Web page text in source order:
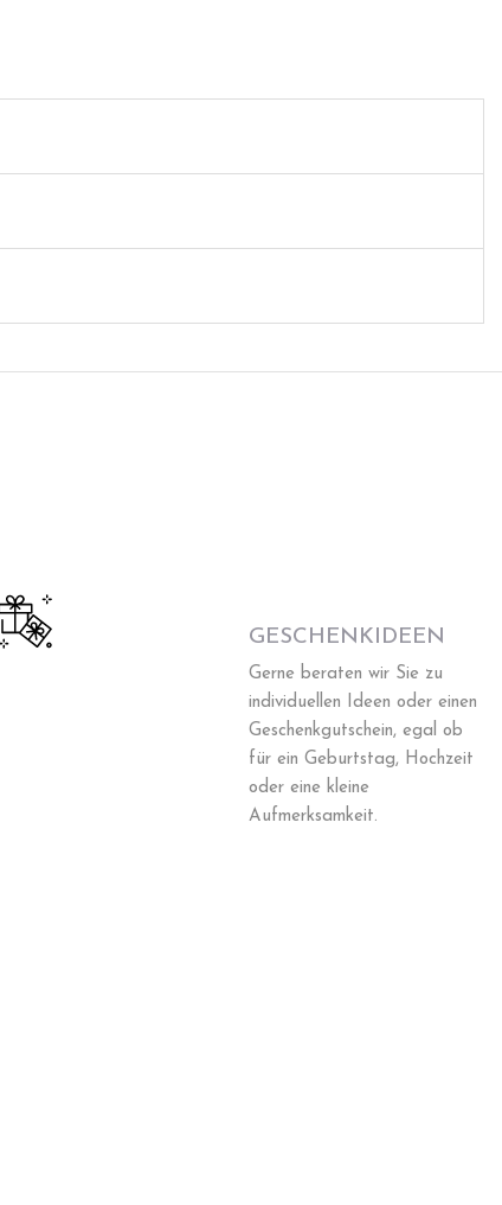
GESCHENKIDEEN
Gerne beraten wir Sie zu
individuellen Ideen oder einen
Geschenkgutschein, egal ob
für ein Geburtstag, Hochzeit
oder eine kleine
Aufmerksamkeit.